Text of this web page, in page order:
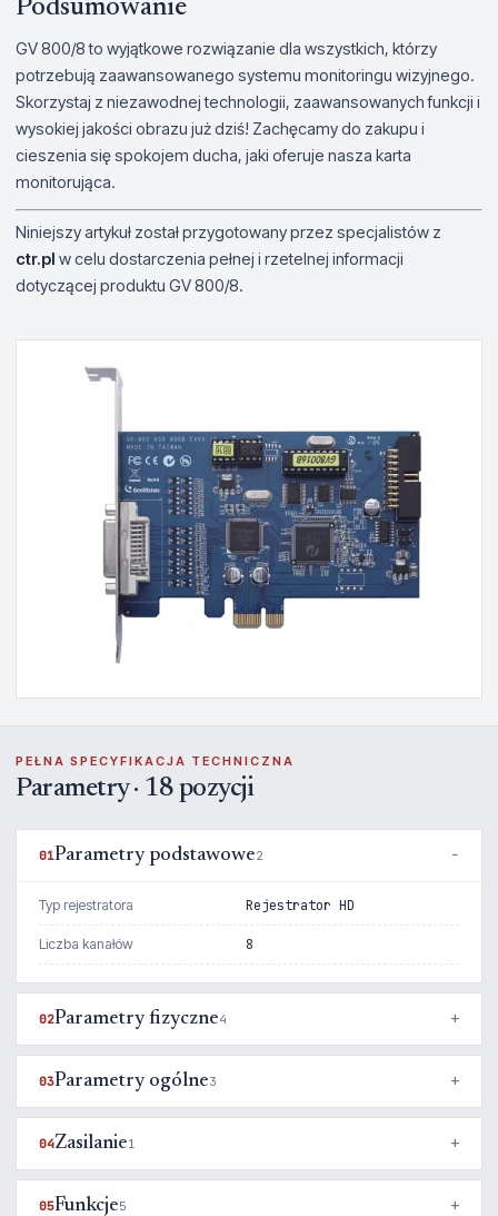
Podsumowanie
GV 800/8 to wyjątkowe rozwiązanie dla wszystkich, którzy
potrzebują zaawansowanego systemu monitoringu wizyjnego.
Skorzystaj z niezawodnej technologii, zaawansowanych funkcji i
wysokiej jakości obrazu już dziś! Zachęcamy do zakupu i
cieszenia się spokojem ducha, jaki oferuje nasza karta
monitorująca.
Niniejszy artykuł został przygotowany przez specjalistów z
ctr.pl w celu dostarczenia pełnej i rzetelnej informacji
dotyczącej produktu GV 800/8.
PEŁNA SPECYFIKACJA TECHNICZNA
Parametry · 18 pozycji
01Parametry podstawowe2
Typ rejestratora Rejestrator HD
Liczba kanałów 8
02Parametry fizyczne4
03Parametry ogólne3
04Zasilanie1
05Funkcje5